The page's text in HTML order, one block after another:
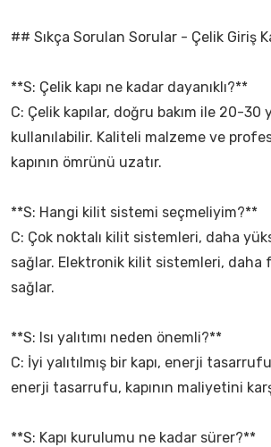
## Sıkça Sorulan Sorular - Çelik Giriş
**S: Çelik kapı ne kadar dayanıklı?**
C: Çelik kapılar, doğru bakım ile 20-30
kullanılabilir. Kaliteli malzeme ve
kapının ömrünü uzatır.
**S: Hangi kilit sistemi seçmeliyim?**
C: Çok noktalı kilit sistemleri, daha
sağlar. Elektronik kilit sistemleri, daha
sağlar.
**S: Isı yalıtımı neden önemli?**
C: İyi yalıtılmış bir kapı, enerji
enerji tasarrufu, kapının maliyetini
**S: Kapı kurulumu ne kadar sürer?**